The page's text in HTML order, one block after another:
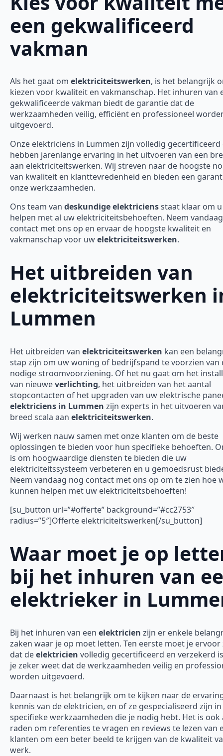
een gekwalificeerd
vakman
Als het gaat om elektriciteitswerken, is het belangrijk
kiezen voor kwaliteit en vakmanschap. Het inhuren van
gekwalificeerde vakman biedt de garantie dat de
werkzaamheden veilig, efficiënt en professioneel
uitgevoerd.
Onze elektriciens in Lummen zijn volledig gecertificeerd
hebben jarenlange ervaring in het uitvoeren van een
aan elektriciteitswerken. Wij streven naar de hoogste
van kwaliteit en klanttevredenheid en bieden een
onze werkzaamheden.
Ons team van deskundige elektriciensstaat klaar om
helpen met al uw elektriciteitsbehoeften. Neem
contact met ons op en ervaar de hoogste kwaliteit en
vakmanschap voor uwelektriciteitswerken.
Het uitbreiden van
elektriciteitswerken
Lummen
Het uitbreiden van elektriciteitswerken kan een
stap zijn om uw woning of bedrijfspand te voorzien van
nodige stroomvoorziening. Of het nu gaat om het
van nieuweverlichting, het uitbreiden van het aantal
stopcontacten of het upgraden van uw elektrische
elektriciens in Lummen zijn experts in het uitvoeren
breed scala aan elektriciteitswerken.
Wij werken nauw samen met onze klanten om de beste
oplossingen te bieden voor hun specifieke behoeften.
is om hoogwaardige diensten te bieden die uw
elektriciteitssysteem verbeteren en u gemoedsrust
Neem vandaag nog contact met ons op om te zien hoe
kunnen helpen met uw elektriciteitsbehoeften!
[su_button url=”#offerte” background=”#cc2753″
radius=”5″]Offerte elektriciteitswerken[/su_button]
Waar moet je op
bij het inhuren van
elektrieker in
Bij het inhuren van een elektricien zijn er enkele
zaken waar je op moet letten. Ten eerste moet je
dat deelektricien volledig gecertificeerd en verzekerd
je zeker weet dat de werkzaamheden veilig en
worden uitgevoerd.
Daarnaast is het belangrijk om te kijken naar de
kennis van de elektricien, en of ze gespecialiseerd zijn
specifieke werkzaamheden die je nodig hebt. Het is ook
raden om referenties te vragen en reviews te lezen van
klanten om een beter beeld te krijgen van de kwaliteit
werk.